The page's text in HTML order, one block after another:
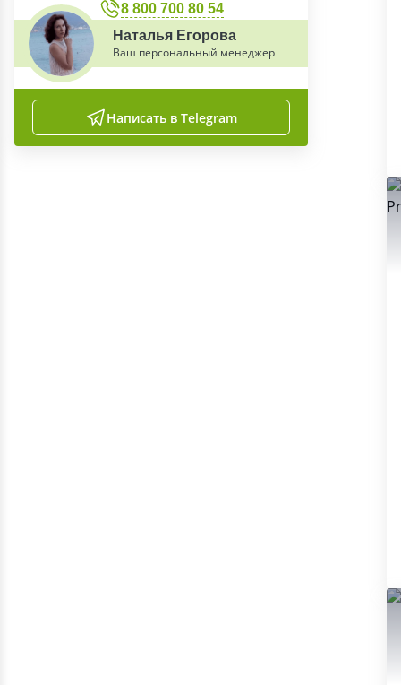
8 800 700 80 54
Наталья Егорова
Ваш персональный менеджер
Написать в Telegram